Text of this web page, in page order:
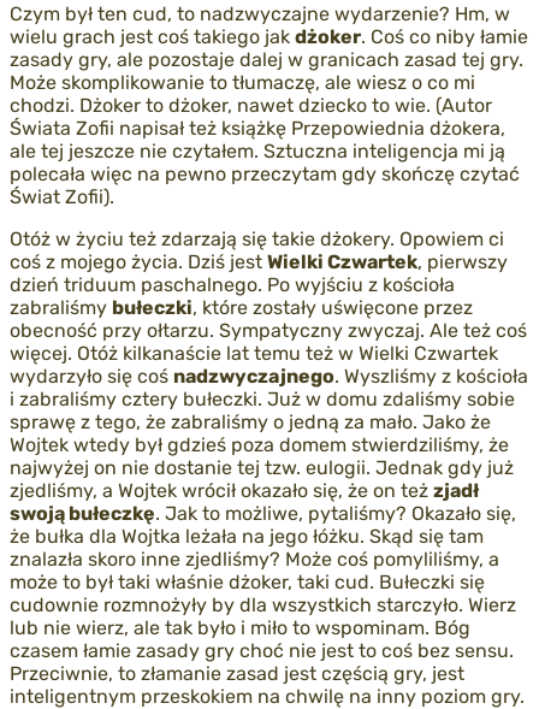
Czym był ten cud, to nadzwyczajne wydarzenie? Hm, w
wielu grach jest coś takiego jak dżoker. Coś co niby łamie
zasady gry, ale pozostaje dalej w granicach zasad tej gry.
Może skomplikowanie to tłumaczę, ale wiesz o co mi
chodzi. Dżoker to dżoker, nawet dziecko to wie. (Autor
Świata Zofii napisał też książkę Przepowiednia dżokera,
ale tej jeszcze nie czytałem. Sztuczna inteligencja mi ją
polecała więc na pewno przeczytam gdy skończę czytać
Świat Zofii).
Otóż w życiu też zdarzają się takie dżokery. Opowiem ci
coś z mojego życia. Dziś jest Wielki Czwartek, pierwszy
dzień triduum paschalnego. Po wyjściu z kościoła
zabraliśmy bułeczki, które zostały uświęcone przez
obecność przy ołtarzu. Sympatyczny zwyczaj. Ale też coś
więcej. Otóż kilkanaście lat temu też w Wielki Czwartek
wydarzyło się coś nadzwyczajnego. Wyszliśmy z kościoła
i zabraliśmy cztery bułeczki. Już w domu zdaliśmy sobie
sprawę z tego, że zabraliśmy o jedną za mało. Jako że
Wojtek wtedy był gdzieś poza domem stwierdziliśmy, że
najwyżej on nie dostanie tej tzw. eulogii. Jednak gdy już
zjedliśmy, a Wojtek wrócił okazało się, że on też zjadł
swoją bułeczkę. Jak to możliwe, pytaliśmy? Okazało się,
że bułka dla Wojtka leżała na jego łóżku. Skąd się tam
znalazła skoro inne zjedliśmy? Może coś pomyliliśmy, a
może to był taki właśnie dżoker, taki cud. Bułeczki się
cudownie rozmnożyły by dla wszystkich starczyło. Wierz
lub nie wierz, ale tak było i miło to wspominam. Bóg
czasem łamie zasady gry choć nie jest to coś bez sensu.
Przeciwnie, to złamanie zasad jest częścią gry, jest
inteligentnym przeskokiem na chwilę na inny poziom gry.